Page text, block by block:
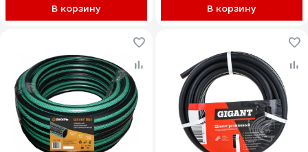
В корзину В корзину